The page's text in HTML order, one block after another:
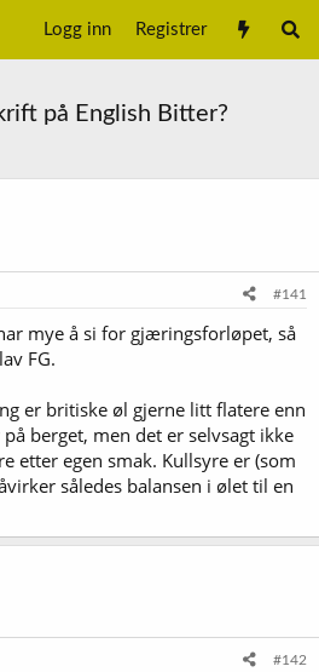
Logg inn Registrer
på English Bitter?
#141
mye å si for gjæringsforløpet, så
FG.
er britiske øl gjerne litt flatere enn
berget, men det er selvsagt ikke
etter egen smak. Kullsyre er (som
således balansen i ølet til en
#142